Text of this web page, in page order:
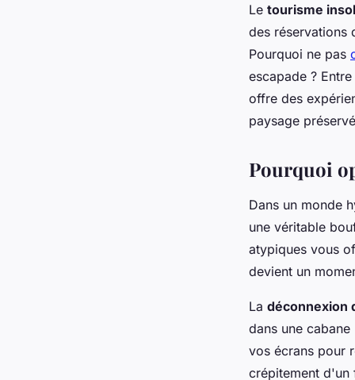
Le tourisme
des réservations
Pourquoi ne pas
escapade ?
offre des
paysage
Pourquoi
Dans un monde
une véritable
atypiques vous
devient un
La déconnexion
dans une
vos écrans pour
crépitement d'un